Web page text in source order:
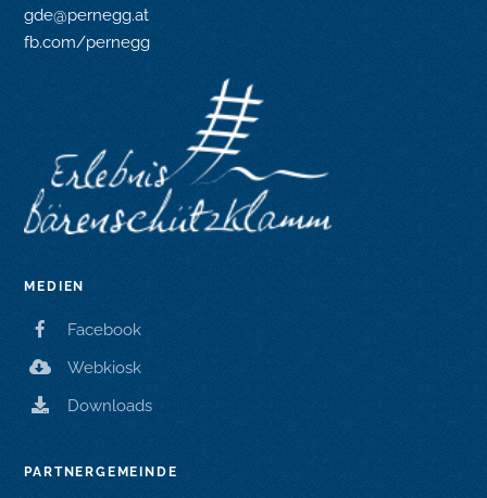
gde@pernegg.at
fb.com/pernegg
MEDIEN
Facebook
Webkiosk
Downloads
PARTNERGEMEINDE